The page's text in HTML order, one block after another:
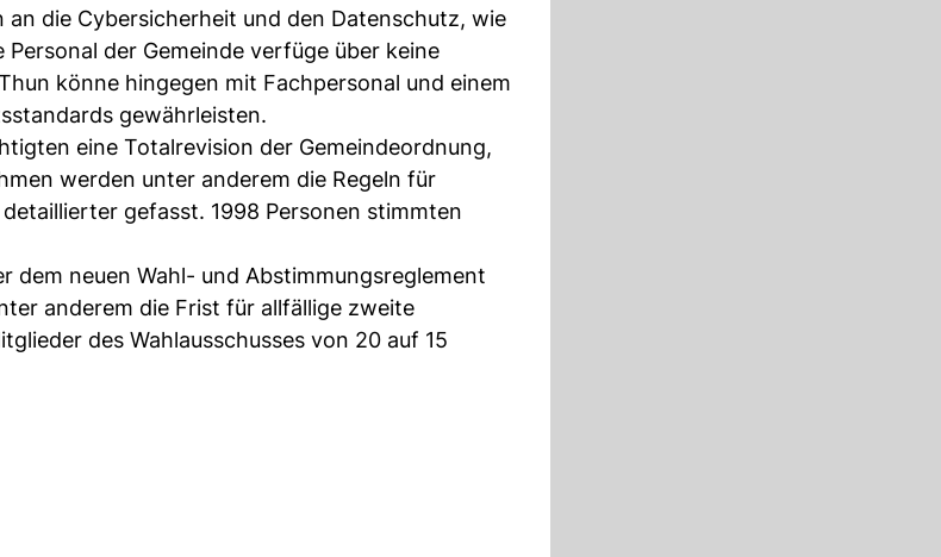
die Cybersicherheit und den Datenschutz, wie
der Gemeinde verfüge über keine
könne hingegen mit Fachpersonal und einem
gewährleisten.
eine Totalrevision der Gemeindeordnung,
werden unter anderem die Regeln für
gefasst. 1998 Personen stimmten
neuen Wahl- und Abstimmungsreglement
anderem die Frist für allfällige zweite
des Wahlausschusses von 20 auf 15